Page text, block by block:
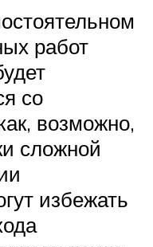
работ
со
возможно,
сложной
избежать